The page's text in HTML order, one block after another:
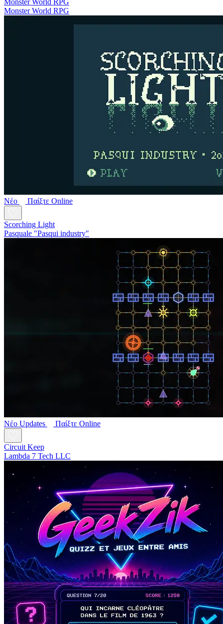
Monster World RPG
Monster World RPG
Νέο Παίξτε Online
Scorching Light
Pasquale "Pasqui industry"
Νέο Updates Παίξτε Online
Circuit Keep
Lambda 7 Tech LLC